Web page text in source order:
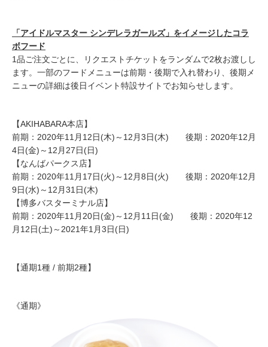
「アイドルマスター シンデレラガールズ」 をイメージしたコラ
ボフード
1品ご注文ごとに、リクエストチケットをランダムで2枚お渡しし
ます。一部のフードメニューは前期・後期で入れ替わり、後期メ
ニューの詳細は後日イベント特設サイトでお知らせします。
【AKIHABARA本店】
前期：2020年11月12日(木)～12月3日(木) 後期：2020年12月
4日(金)～12月27日(日)
【なんばパークス店】
前期：2020年11月17日(火)～12月8日(火) 後期：2020年12月
9日(水)～12月31日(木)
【博多バスターミナル店】
前期：2020年11月20日(金)～12月11日(金) 後期：2020年12
月12日(土)～2021年1月3日(日)
【通期1種 / 前期2種】
《通期》